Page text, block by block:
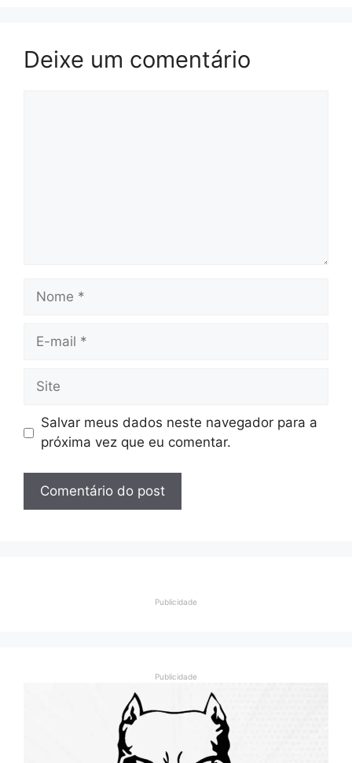
Deixe um comentário
Nome
Site
Salvar meus dados neste navegador para a
próxima vez que eu comentar.
Publicidade
Publicidade